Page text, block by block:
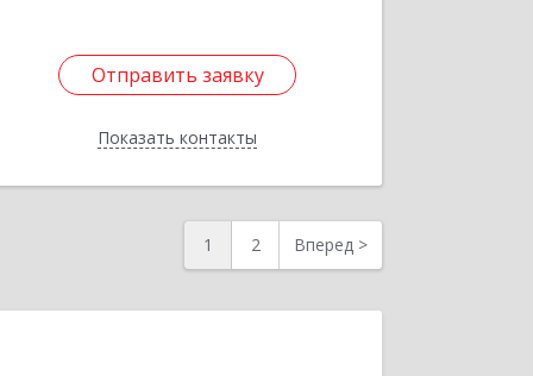
Отправить заявку
Показать контакты
Отправить заявку
Назад
1 2 Вперед >